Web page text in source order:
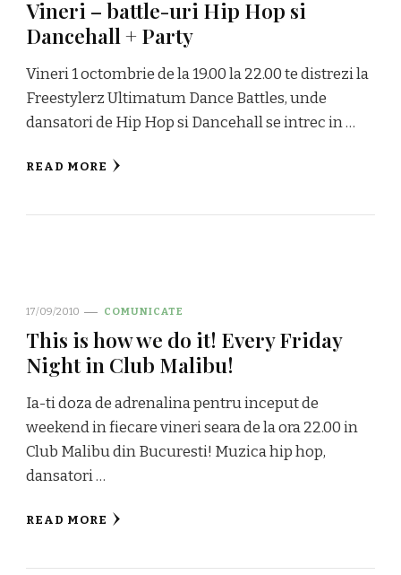
Vineri – battle-uri Hip Hop si
Dancehall + Party
Vineri 1 octombrie de la 19.00 la 22.00 te distrezi la
Freestylerz Ultimatum Dance Battles, unde
dansatori de Hip Hop si Dancehall se intrec in …
READ MORE
17/09/2010 COMUNICATE
This is how we do it! Every Friday
Night in Club Malibu!
Ia-ti doza de adrenalina pentru inceput de
weekend in fiecare vineri seara de la ora 22.00 in
Club Malibu din Bucuresti! Muzica hip hop,
dansatori …
READ MORE